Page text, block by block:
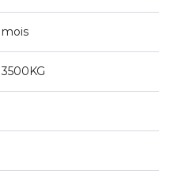
mois
3500KG